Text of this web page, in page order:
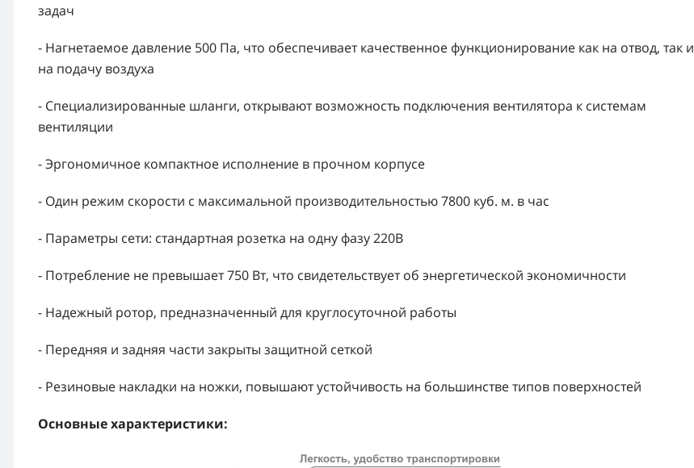
задач
- Нагнетаемое давление 500 Па, что обеспечивает качественное функционирование как на отвод, так и
на подачу воздуха
- Специализированные шланги, открывают возможность подключения вентилятора к системам
вентиляции
- Эргономичное компактное исполнение в прочном корпусе
- Один режим скорости с максимальной производительностью 7800 куб. м. в час
- Параметры сети: стандартная розетка на одну фазу 220В
- Потребление не превышает 750 Вт, что свидетельствует об энергетической экономичности
- Надежный ротор, предназначенный для круглосуточной работы
- Передняя и задняя части закрыты защитной сеткой
- Резиновые накладки на ножки, повышают устойчивость на большинстве типов поверхностей
Основные характеристики: